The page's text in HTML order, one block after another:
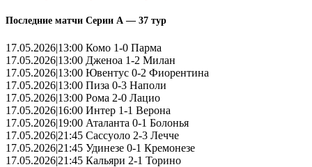
Последние матчи Серии А — 37 тур
17.05.2026|13:00 Комо 1-0 Парма
17.05.2026|13:00 Дженоа 1-2 Милан
17.05.2026|13:00 Ювентус 0-2 Фиорентина
17.05.2026|13:00 Пиза 0-3 Наполи
17.05.2026|13:00 Рома 2-0 Лацио
17.05.2026|16:00 Интер 1-1 Верона
17.05.2026|19:00 Аталанта 0-1 Болонья
17.05.2026|21:45 Сассуоло 2-3 Лечче
17.05.2026|21:45 Удинезе 0-1 Кремонезе
17.05.2026|21:45 Кальяри 2-1 Торино